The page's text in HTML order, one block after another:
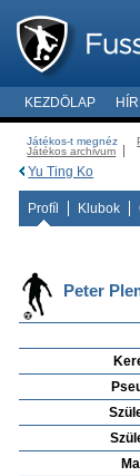
KEZDÖLAP
Játékos-t megnéz
Játékos archivum
Yu Ting Ko
Profíl Klubok
Peter